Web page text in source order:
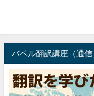
バベル翻訳講座（通